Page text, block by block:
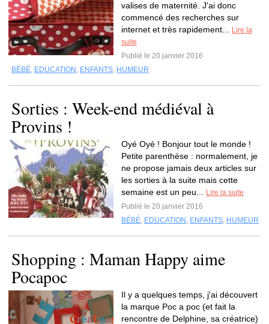
valises de maternité. J'ai donc
commencé des recherches sur
internet et très rapidement...
Lire la
suite
Publié le 20 janvier 2016
BÉBÉ, EDUCATION , ENFANTS, HUMEUR
Sorties : Week-end médiéval à
Provins !
Oyé Oyé ! Bonjour tout le monde !
Petite parenthèse : normalement, je
ne propose jamais deux articles sur
les sorties à la suite mais cette
semaine est un peu...
Lire la suite
Publié le 20 janvier 2016
BÉBÉ, EDUCATION , ENFANTS, HUMEUR
Shopping : Maman Happy aime
Pocapoc
Il y a quelques temps, j'ai découvert
la marque Poc a poc (et fait la
rencontre de Delphine, sa créatrice)